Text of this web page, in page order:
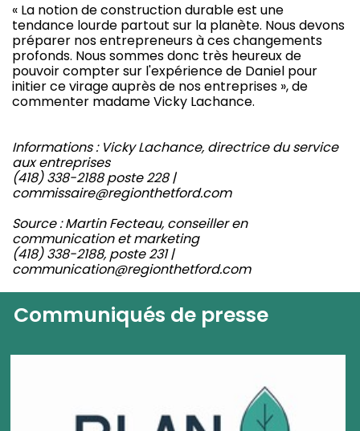
« La notion de construction durable est une
tendance lourde partout sur la planète. Nous devons
préparer nos entrepreneurs à ces changements
profonds. Nous sommes donc très heureux de
pouvoir compter sur l'expérience de Daniel pour
initier ce virage auprès de nos entreprises », de
commenter madame Vicky Lachance.
Informations : Vicky Lachance, directrice du service
aux entreprises
(418) 338-2188 poste 228 |
commissaire@regionthetford.com
Source : Martin Fecteau, conseiller en
communication et marketing
(418) 338-2188, poste 231 |
communication@regionthetford.com
Communiqués de presse